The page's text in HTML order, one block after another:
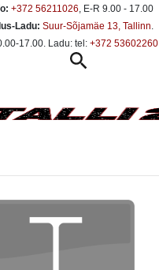
+372 56211026, E-R 9.00 - 17.00
Ladu: Suur-Sõjamäe 13, Tallinn.
17.00. Ladu: tel: +372 53602260